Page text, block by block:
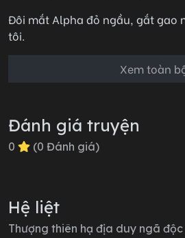
Đôi mắt Alpha đỏ ngầu, gắt gao
tôi.
Cuối cùng vẫn bị tôi ép buộc cúi
nhân.
Khóe mắt tôi đỏ hoe: "Tôi...
Xem toàn
Đánh giá truyện
0 (0 Đánh giá)
Hệ liệt
Thượng thiên hạ địa duy ngã độc